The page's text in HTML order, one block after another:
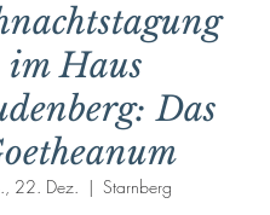
im Haus
Das
22. Dez.
  |
Starnberg